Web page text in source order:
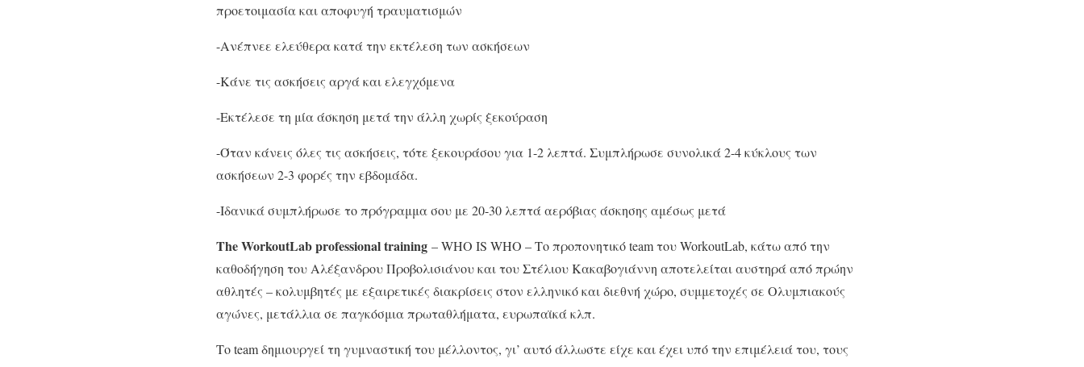
προετοιμασία και αποφυγή τραυματισμών
-Ανέπνεε ελεύθερα κατά την εκτέλεση των ασκήσεων
-Κάνε τις ασκήσεις αργά και ελεγχόμενα
-Εκτέλεσε τη μία άσκηση μετά την άλλη χωρίς ξεκούραση
-Όταν κάνεις όλες τις ασκήσεις, τότε ξεκουράσου για 1-2 λεπτά. Συμπλήρωσε συνολικά 2-4 κύκλους των
ασκήσεων 2-3 φορές την εβδομάδα.
-Ιδανικά συμπλήρωσε το πρόγραμμα σου με 20-30 λεπτά αερόβιας άσκησης αμέσως μετά
Τhe WorkoutLab professional training – WHO IS WHO – Το προπονητικό team του WorkoutLab, κάτω από την
καθοδήγηση του Αλέξανδρου Προβολισιάνου και του Στέλιου Κακαβογιάννη αποτελείται αυστηρά από πρώην
αθλητές – κολυμβητές με εξαιρετικές διακρίσεις στον ελληνικό και διεθνή χώρο, συμμετοχές σε Ολυμπιακούς
αγώνες, μετάλλια σε παγκόσμια πρωταθλήματα, ευρωπαϊκά κλπ.
Το team δημιουργεί τη γυμναστική του μέλλοντος, γι’ αυτό άλλωστε είχε και έχει υπό την επιμέλειά του, τους